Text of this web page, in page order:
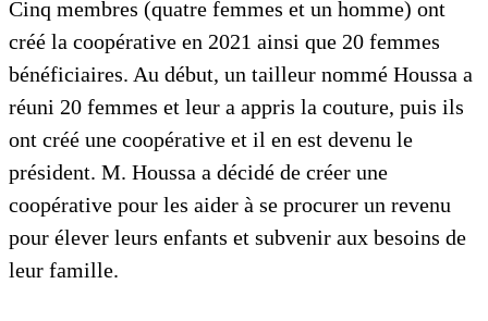
Cinq membres (quatre femmes et un homme) ont
créé la coopérative en 2021 ainsi que 20 femmes
bénéficiaires. Au début, un tailleur nommé Houssa a
réuni 20 femmes et leur a appris la couture, puis ils
ont créé une coopérative et il en est devenu le
président. M. Houssa a décidé de créer une
coopérative pour les aider à se procurer un revenu
pour élever leurs enfants et subvenir aux besoins de
leur famille.